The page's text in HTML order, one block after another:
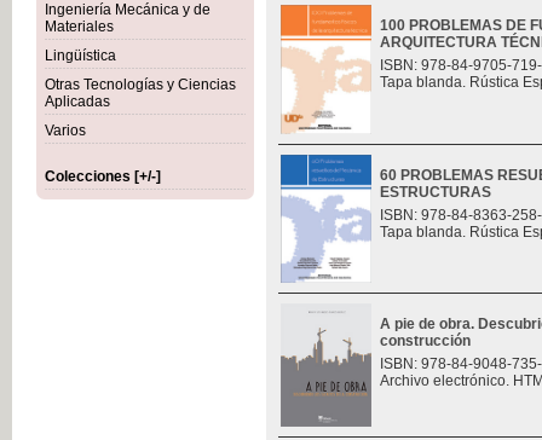
Ingeniería Mecánica y de
Materiales
Lingüística
Otras Tecnologías y Ciencias
Aplicadas
Varios
Colecciones [+/-]
100 PROBLEMAS DE
ARQUITECTURA
ISBN: 978-84-9705-
Tapa blanda. Rústica
60 PROBLEMAS
ESTRUCTURAS
ISBN: 978-84-8363-
Tapa blanda. Rústica
A pie de obra.
construcción
ISBN: 978-84-9048-
Archivo electrónico.